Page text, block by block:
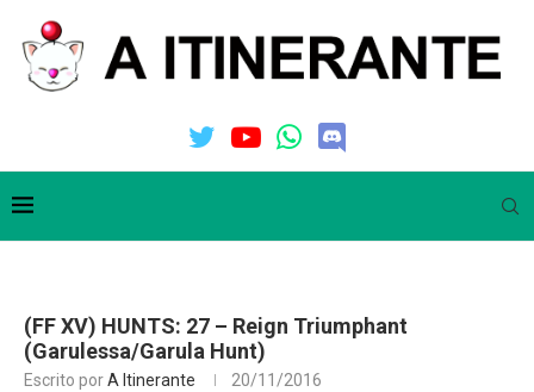
(FF XV) HUNTS: 27 – Reign Triumphant
(Garulessa/Garula Hunt)
Escrito porA Itinerante 20/11/2016